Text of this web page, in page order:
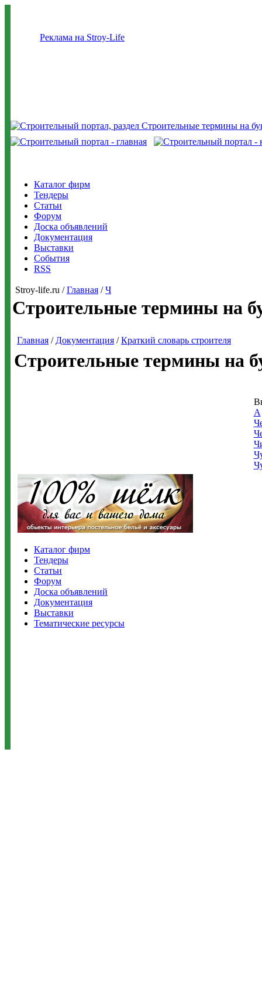
Реклама на Stroy-Life
Каталог фирм
Тендеры
Статьи
Форум
Доска объявлений
Документация
Выставки
События
RSS
Stroy-life.ru /Главная /Ч
Строительные термины на
Главная / Документация /Краткий словарь строителя
Строительные термины на
А
Каталог фирм
Тендеры
Статьи
Форум
Доска объявлений
Документация
Выставки
Тематические ресурсы